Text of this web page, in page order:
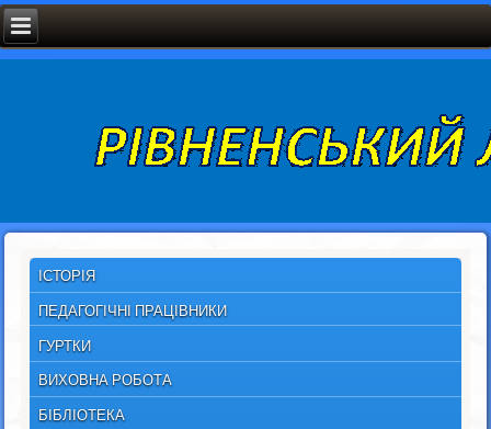
ІСТОРІЯ
ПЕДАГОГІЧНІ ПРАЦІВНИКИ
ГУРТКИ
ВИХОВНА РОБОТА
БІБЛІОТЕКА